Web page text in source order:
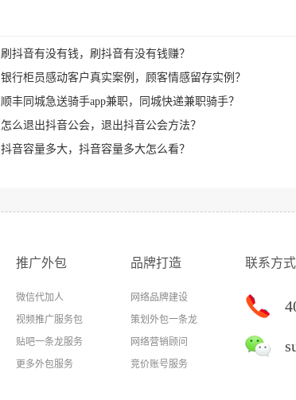
刷抖音有没有钱，刷抖音有没有钱赚？
银行柜员感动客户真实案例，顾客情感留存实例？
顺丰同城急送骑手app兼职，同城快递兼职骑手？
怎么退出抖音公会，退出抖音公会方法？
抖音容量多大，抖音容量多大怎么看？
推广外包
微信代加人
视频推广服务包
贴吧一条龙服务
更多外包服务
品牌打造
网络品牌建设
策划外包一条龙
网络营销顾问
竞价账号服务
联系方式